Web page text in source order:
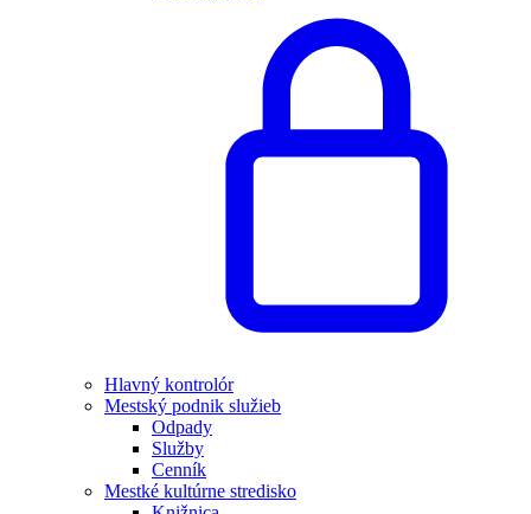
Hlavný kontrolór
Mestský podnik služieb
Odpady
Služby
Cenník
Mestké kultúrne stredisko